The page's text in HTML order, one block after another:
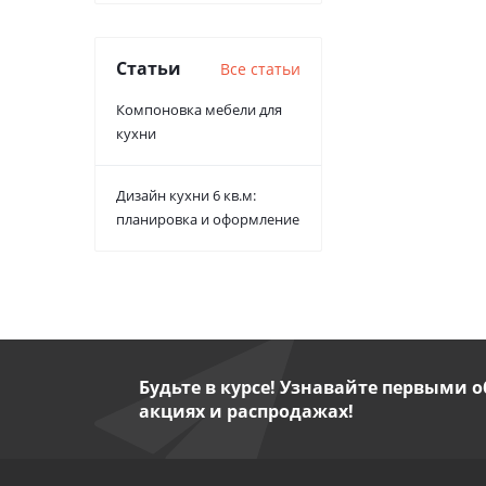
Статьи Все статьи
Компоновка мебели для
кухни
Дизайн кухни 6 кв.м:
планировка и оформление
Будьте в курсе! Узнавайте первыми
акциях и распродажах!